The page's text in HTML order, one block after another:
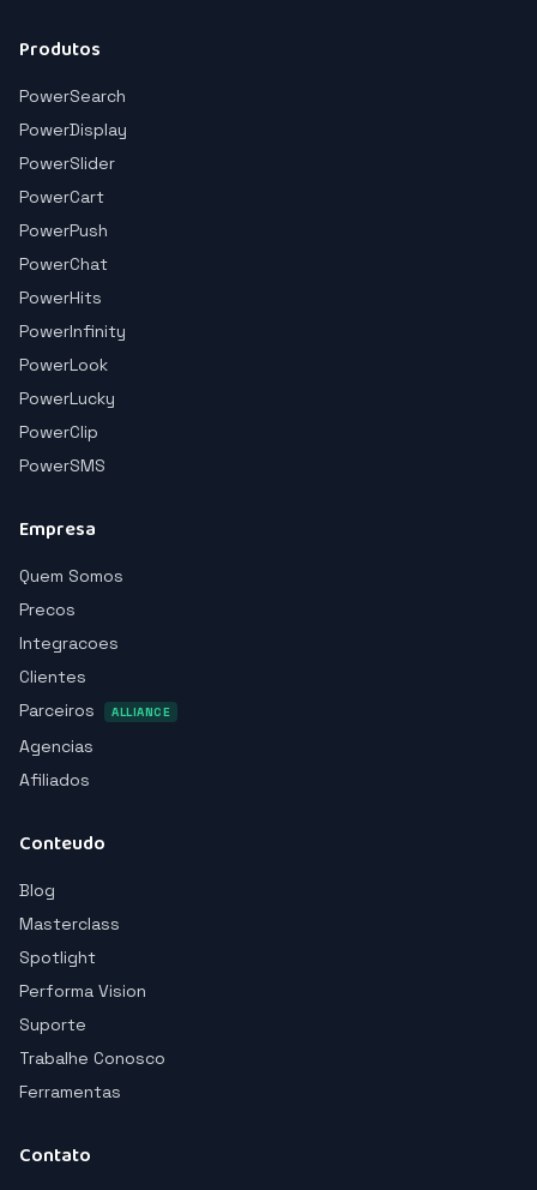
Produtos
PowerSearch
PowerDisplay
PowerSlider
PowerCart
PowerPush
PowerChat
PowerHits
PowerInfinity
PowerLook
PowerLucky
PowerClip
PowerSMS
Empresa
Quem Somos
Precos
Integracoes
Clientes
Parceiros
ALLIANCE
Agencias
Afiliados
Conteudo
Blog
Masterclass
Spotlight
Performa Vision
Suporte
Trabalhe Conosco
Ferramentas
Contato